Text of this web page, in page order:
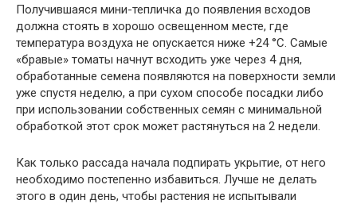
Получившаяся мини-тепличка до появления всходов
должна стоять в хорошо освещенном месте, где
температура воздуха не опускается ниже +24 °C. Самые
«бравые» томаты начнут всходить уже через 4 дня,
обработанные семена появляются на поверхности земли
уже спустя неделю, а при сухом способе посадки либо
при использовании собственных семян с минимальной
обработкой этот срок может растянуться на 2 недели.
Как только рассада начала подпирать укрытие, от него
необходимо постепенно избавиться. Лучше не делать
этого в один день, чтобы растения не испытывали